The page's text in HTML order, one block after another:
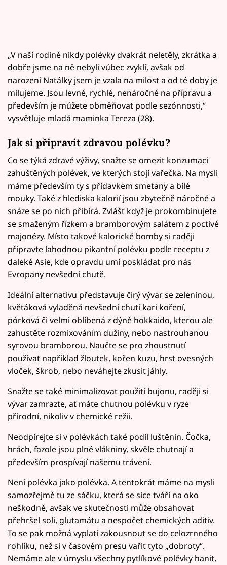
„V naší rodině nikdy polévky dvakrát neletěly, zkrátka a
dobře jsme na ně nebyli vůbec zvyklí, avšak od
narození Natálky jsem je vzala na milost a od té doby je
milujeme. Jsou levné, rychlé, nenáročné na přípravu a
především je můžete obměňovat podle sezónnosti,“
vysvětluje mladá maminka Tereza (28).
Jak si připravit zdravou polévku?
Co se týká zdravé výživy, snažte se omezit konzumaci
zahuštěných polévek, ve kterých stojí vařečka. Na mysli
máme především ty s přídavkem smetany a bílé
mouky. Také z hlediska kalorií jsou zbytečně náročné a
snáze se po nich přibírá. Zvlášť když je prokombinujete
se smaženým řízkem a bramborovým salátem z poctivé
majonézy. Místo takové kalorické bomby si raději
připravte lahodnou pikantní polévku podle receptu z
daleké Asie, kde opravdu umí poskládat pro nás
Evropany nevšední chutě.
Ideální alternativu představuje čirý vývar se zeleninou,
květáková vyladěná nevšední chutí kari koření,
pórková či velmi oblíbená z dýně hokkaido, kterou ale
zahustěte rozmixováním dužiny, nebo nastrouhanou
syrovou bramborou. Naučte se pro zhoustnutí
používat například žloutek, kořen kuzu, hrst ovesných
vloček, škrob, nebo neváhejte zkusit jáhly.
Snažte se také minimalizovat použití bujonu, raději si
vývar zamrazte, ať máte chutnou polévku v ryze
přírodní, nikoliv v chemické režii.
Neodpírejte si v polévkách také podíl luštěnin. Čočka,
hrách, fazole jsou plné vlákniny, skvěle chutnají a
především prospívají našemu trávení.
Není polévka jako polévka. A tentokrát máme na mysli
samozřejmě tu ze sáčku, která se sice tváří na oko
neškodně, avšak ve skutečnosti může obsahovat
přehršel soli, glutamátu a nespočet chemických aditiv.
To se pak možná vyplatí zakousnout se do celozrnného
rohlíku, než si v časovém presu vařit tyto „dobroty“.
Nemáme ale v úmyslu všechny pytlíkové polévky hanit,